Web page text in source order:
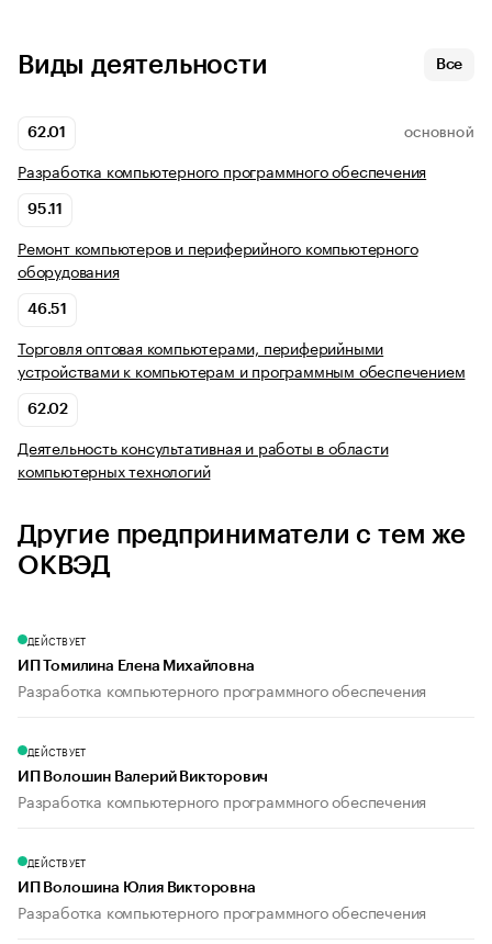
Виды деятельности Все
62.01 ОСНОВНОЙ
Разработка компьютерного программного обеспечения
95.11
Ремонт компьютеров и периферийного компьютерного
оборудования
46.51
Торговля оптовая компьютерами, периферийными
устройствами к компьютерам и программным обеспечением
62.02
Деятельность консультативная и работы в области
компьютерных технологий
Другие предприниматели с тем же
ОКВЭД
ДЕЙСТВУЕТ
ИП Томилина Елена Михайловна
Разработка компьютерного программного обеспечения
ДЕЙСТВУЕТ
ИП Волошин Валерий Викторович
Разработка компьютерного программного обеспечения
ДЕЙСТВУЕТ
ИП Волошина Юлия Викторовна
Разработка компьютерного программного обеспечения